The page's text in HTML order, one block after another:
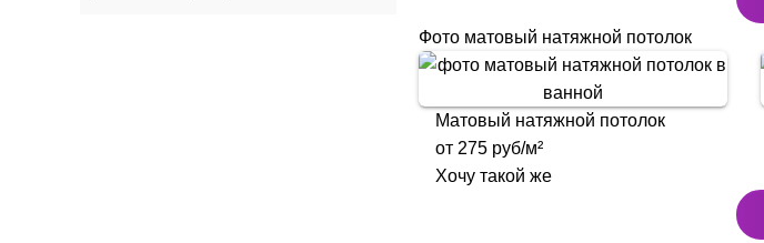
Фото матовый натяжной потолок
Матовый натяжной потолок
от 275 руб/м²
Хочу такой же